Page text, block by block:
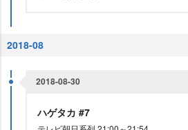
2018-08
2018-08-30
ハゲタカ #7